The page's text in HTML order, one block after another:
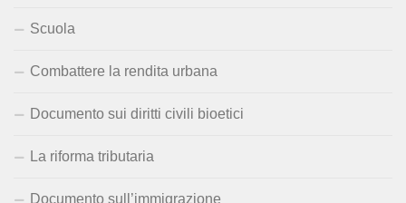
Scuola
Combattere la rendita urbana
Documento sui diritti civili bioetici
La riforma tributaria
Documento sull’immigrazione